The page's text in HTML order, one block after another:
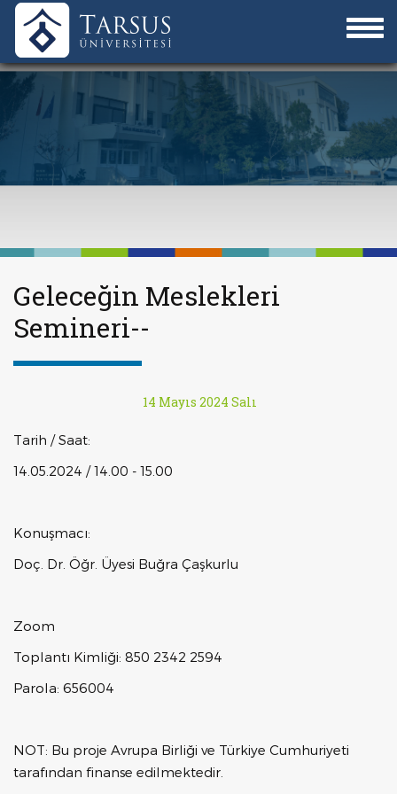
Geleceğin Meslekleri
Semineri--
14 Mayıs 2024 Salı
Tarih / Saat:
14.05.2024 / 14.00 - 15.00
Konuşmacı:
Doç. Dr. Öğr. Üyesi Buğra Çaşkurlu
Zoom
Toplantı Kimliği: 850 2342 2594
Parola: 656004
NOT: Bu proje Avrupa Birliği ve Türkiye Cumhuriyeti
tarafından finanse edilmektedir.